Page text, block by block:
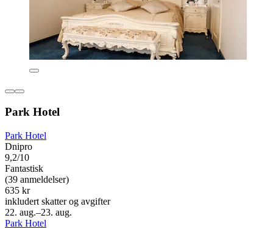
Park Hotel
Park Hotel
Dnipro
9,2/10
Fantastisk
(39 anmeldelser)
635 kr
inkludert skatter og avgifter
22. aug.–23. aug.
Park Hotel